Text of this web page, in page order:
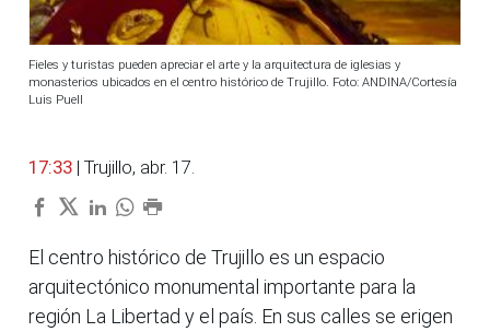
Fieles y turistas pueden apreciar el arte y la arquitectura de iglesias y
monasterios ubicados en el centro histórico de Trujillo. Foto: ANDINA/Cortesía
Luis Puell
17:33 | Trujillo, abr. 17.
El centro histórico de Trujillo es un espacio
arquitectónico monumental importante para la
región La Libertad y el país. En sus calles se erigen